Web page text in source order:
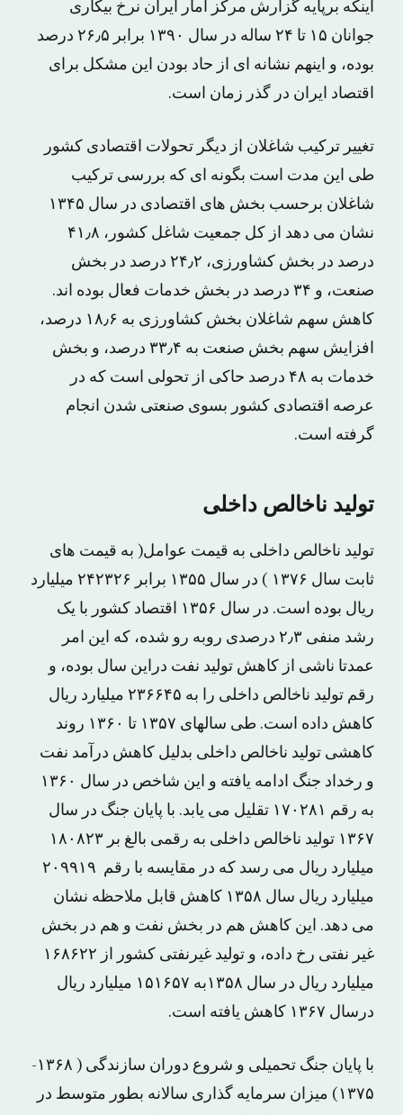
اینکه برپایه گزارش مرکز آمار ایران نرخ بیکاری
جوانان ۱۵ تا ۲۴ ساله در سال ۱۳۹۰ برابر ۲۶٫۵ درصد
بوده، و اینهم نشانه ای از حاد بودن این مشکل برای
اقتصاد ایران در گذر زمان است.
تغییر ترکیب شاغلان از دیگر تحولات اقتصادی کشور
طی این مدت است بگونه ای که بررسی ترکیب
شاغلان برحسب بخش های اقتصادی در سال ۱۳۴۵
نشان می دهد از کل جمعیت شاغل کشور، ۴۱٫۸
درصد در بخش کشاورزی، ۲۴٫۲ درصد در بخش
صنعت، و ۳۴ درصد در بخش خدمات فعال بوده اند.
کاهش سهم شاغلان بخش کشاورزی به ۱۸٫۶ درصد،
افزایش سهم بخش صنعت به ۳۳٫۴ درصد، و بخش
خدمات به ۴۸ درصد حاکی از تحولی است که در
عرصه اقتصادی کشور بسوی صنعتی شدن انجام
گرفته است.
تولید ناخالص داخلی
تولید ناخالص داخلی به قیمت عوامل( به قیمت های
ثابت سال ۱۳۷۶ ) در سال ۱۳۵۵ برابر ۲۴۲۳۲۶ میلیارد
ریال بوده است. در سال ۱۳۵۶ اقتصاد کشور با یک
رشد منفی ۲٫۳ درصدی روبه رو شده، که این امر
عمدتا ناشی از کاهش تولید نفت دراین سال بوده، و
رقم تولید ناخالص داخلی را به ۲۳۶۶۴۵ میلیارد ریال
کاهش داده است. طی سالهای ۱۳۵۷ تا ۱۳۶۰ روند
کاهشی تولید ناخالص داخلی بدلیل کاهش درآمد نفت
و رخداد جنگ ادامه یافته و این شاخص در سال ۱۳۶۰
به رقم ۱۷۰۲۸۱ تقلیل می یابد. با پایان جنگ در سال
۱۳۶۷ تولید ناخالص داخلی به رقمی بالغ بر ۱۸۰۸۲۳
میلیارد ریال می رسد که در مقایسه با رقم ۲۰۹۹۱۹
میلیارد ریال سال ۱۳۵۸ کاهش قابل ملاحظه نشان
می دهد. این کاهش هم در بخش نفت و هم در بخش
غیر نفتی رخ داده، و تولید غیرنفتی کشور از ۱۶۸۶۲۲
میلیارد ریال در سال ۱۳۵۸به ۱۵۱۶۵۷ میلیارد ریال
درسال ۱۳۶۷ کاهش یافته است.
با پایان جنگ تحمیلی و شروع دوران سازندگی ( ۱۳۶۸-
۱۳۷۵) میزان سرمایه گذاری سالانه بطور متوسط در